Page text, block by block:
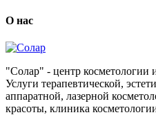
О нас
"Солар" - центр косметологии
Услуги терапевтической,
аппаратной, лазерной
красоты, клиника